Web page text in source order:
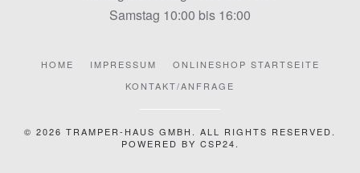
Samstag 10:00 bis 16:00
HOME IMPRESSUM
ONLINESHOP STARTSEITE
KONTAKT/ANFRAGE
© 2026 TRAMPER-HAUS GMBH. ALL RIGHTS RESERVED.
POWERED BY CSP24.